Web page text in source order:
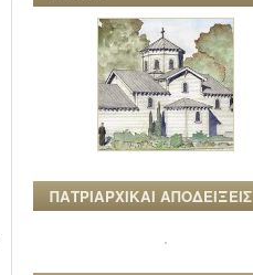
ΠΑΤΡΙΑΡΧΙΚΑΙ ΑΠΟΔΕΙΞΕΙΣ